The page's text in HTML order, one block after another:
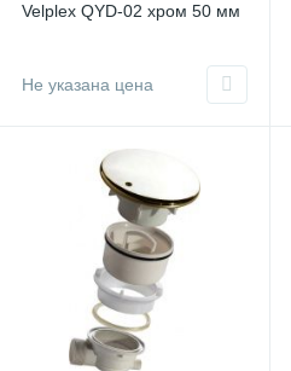
Velplex QYD-02 хром 50 мм
Не указана цена